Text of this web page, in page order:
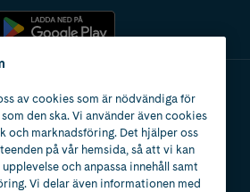
av cookies som är nödvändiga för
den ska. Vi använder även cookies
marknadsföring. Det hjälper oss
på vår hemsida, så att vi kan
och anpassa innehåll samt
Vi delar även informationen med